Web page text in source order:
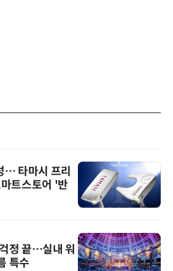
… 타마시 프리
트스토어 '반
정 끝…실내 워
특수